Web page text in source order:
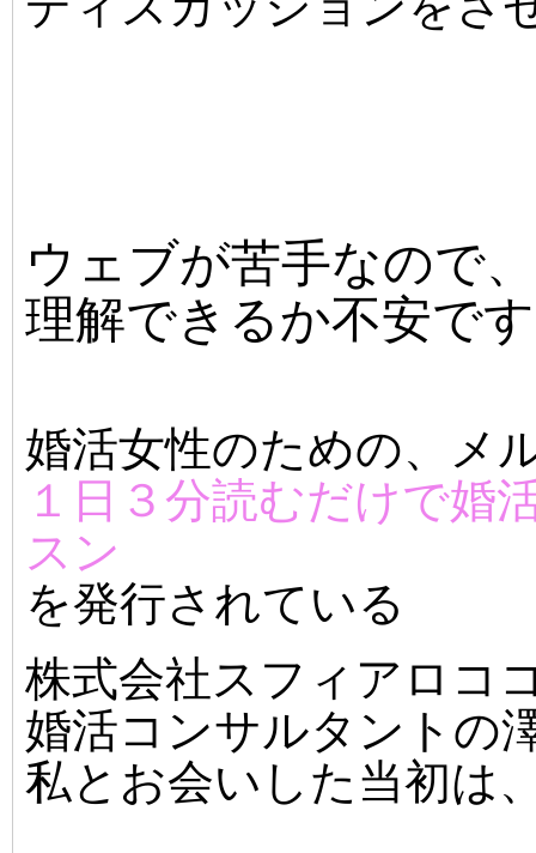
ウェブが苦手なので、
理解できるか不安です
婚活女性のための、メ
１日３分読むだけで婚
スン
を発行されている
株式会社スフィアロコ
婚活コンサルタントの
私とお会いした当初は